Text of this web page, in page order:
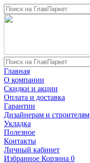
Главная
О компании
Скидки и акции
Оплата и доставка
Гарантии
Дизайнерам и строителям
Укладка
Полезное
Контакты
Личный кабинет
Избранное Корзина 0